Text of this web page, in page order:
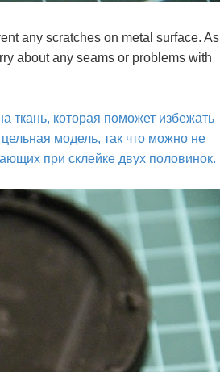
any scratches on metal surface. As
about any seams or problems with
ткань, которая поможет избежать
модель, так что можно не
при склейке двух половинок.